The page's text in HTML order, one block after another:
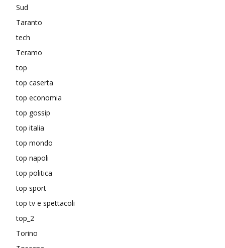
Sud
Taranto
tech
Teramo
top
top caserta
top economia
top gossip
top italia
top mondo
top napoli
top politica
top sport
top tv e spettacoli
top_2
Torino